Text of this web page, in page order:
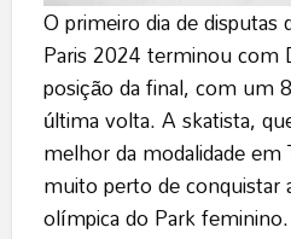
O primeiro dia de
Paris 2024 terminou com
posição da final, com um
última volta. A skatista,
melhor da modalidade
muito perto de conquistar
olímpica do Park feminino.